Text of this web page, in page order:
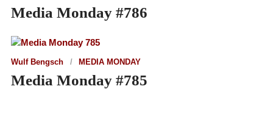
Media Monday #786
Wulf Bengsch MEDIA MONDAY
Media Monday #785